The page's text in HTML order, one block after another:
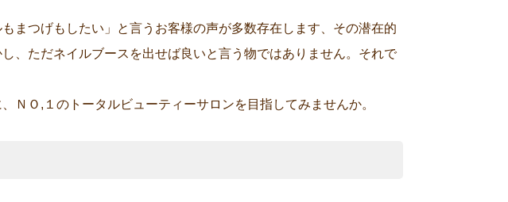
まつげもしたい」と言うお客様の声が多数存在します、その潜在的
、ただネイルブースを出せば良いと言う物ではありません。それで
ＮＯ,１のトータルビューティーサロンを目指してみませんか。